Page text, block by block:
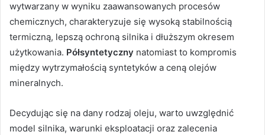
wytwarzany w wyniku zaawansowanych procesów
chemicznych, charakteryzuje się wysoką stabilnością
termiczną, lepszą ochroną silnika i dłuższym okresem
użytkowania. Półsyntetyczny natomiast to kompromis
między wytrzymałością syntetyków a ceną olejów
mineralnych.
Decydując się na dany rodzaj oleju, warto uwzględnić
model silnika, warunki eksploatacji oraz zalecenia